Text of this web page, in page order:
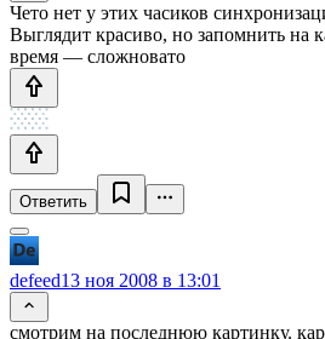
Чето нет у этих часиков
Выглядит красиво, но запомнить на
время — сложновато
Ответить
defeed13 ноя 2008 в 13:01
смотрим на последнюю картинку.